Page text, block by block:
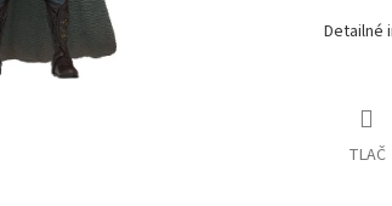
Detailné
TLAČ